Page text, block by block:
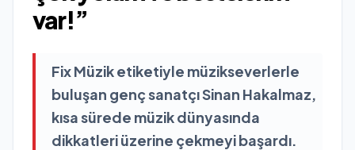
var!”
Fix Müzik etiketiyle müzikseverlerle
buluşan genç sanatçı Sinan Hakalmaz,
kısa sürede müzik dünyasında
dikkatleri üzerine çekmeyi başardı.